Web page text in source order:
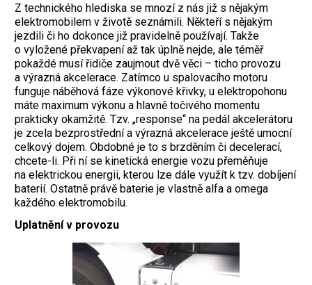
Z technického hlediska se mnozí z nás již s nějakým
elektromobilem v životě seznámili. Někteří s nějakým
jezdili či ho dokonce již pravidelně používají. Takže
o vyložené překvapení až tak úplně nejde, ale téměř
pokaždé musí řidiče zaujmout dvě věci – ticho provozu
a výrazná akcelerace. Zatímco u spalovacího motoru
funguje náběhová fáze výkonové křivky, u elektropohonu
máte maximum výkonu a hlavně točivého momentu
prakticky okamžitě. Tzv. „response“ na pedál akcelerátoru
je zcela bezprostřední a výrazná akcelerace ještě umocní
celkový dojem. Obdobné je to s brzděním či decelerací,
chcete-li. Při ní se kinetická energie vozu přeměňuje
na elektrickou energii, kterou lze dále využít k tzv. dobíjení
baterií. Ostatně právě baterie je vlastně alfa a omega
každého elektromobilu.
Uplatnění v provozu